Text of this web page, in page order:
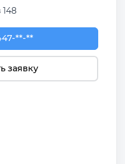
71-42
**-**
заявку